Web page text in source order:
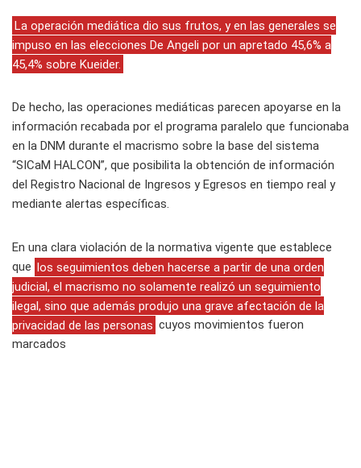
La operación mediática dio sus frutos, y en las generales se
impuso en las elecciones De Angeli por un apretado 45,6% a
45,4% sobre Kueider.
De hecho, las operaciones mediáticas parecen apoyarse en la
información recabada por el programa paralelo que funcionaba
en la DNM durante el macrismo sobre la base del sistema
“SICaM HALCON”, que posibilita la obtención de información
del Registro Nacional de Ingresos y Egresos en tiempo real y
mediante alertas específicas.
En una clara violación de la normativa vigente que establece
que los seguimientos deben hacerse a partir de una orden
judicial, el macrismo no solamente realizó un seguimiento
ilegal, sino que además produjo una grave afectación de la
privacidad de las personas cuyos movimientos fueron
marcados